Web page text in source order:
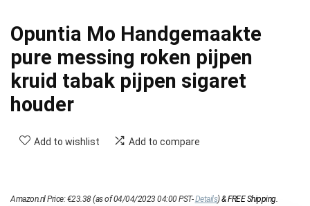
Opuntia Mo Handgemaakte
pure messing roken pijpen
kruid tabak pijpen sigaret
houder
Add to wishlist Add to compare
Amazon.nl Price:€23.38(as of 04/04/2023 04:00 PST-Details)&FREE Shipping.